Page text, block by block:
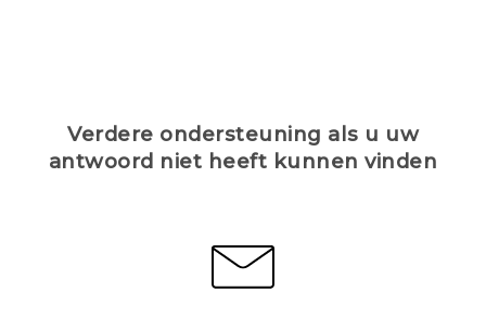
Verdere ondersteuning als u uw
antwoord niet heeft kunnen vinden